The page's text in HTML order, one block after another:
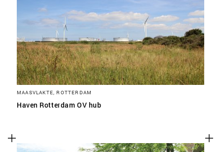
MAASVLAKTE, ROTTERDAM
Haven Rotterdam OV hub